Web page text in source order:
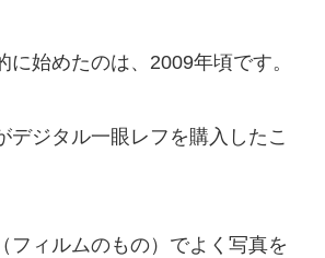
に始めたのは、2009年頃です。
デジタル一眼レフを購入したこ
フィルムのもの）でよく写真を